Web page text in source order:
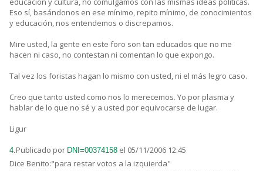
Eso sí, basándonos en ese mínimo, repito mínimo, de conocimientos
y educación, nos entendemos o discrepamos.
Mire usted, la gente en este foro son tan educados que no me
hacen ni caso, no contestan ni comentan lo que expongo.
Tal vez los foristas hagan lo mismo con usted, ni el más legro caso.
Creo que tanto usted como nos lo merecemos. Yo por plasma y
hablar de lo que no sé y a usted por equivocarse de lugar.
Ligur
4.Publicado por DNI=00374158 el 05/11/2006 12:45
Dice Benito:"para restar votos a la izquierda"